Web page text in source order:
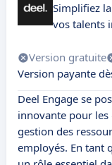
Simplifiez
vos talents
Version gratuite
Version payante
Deel Engage se
innovante pour
gestion des
employés. En tant